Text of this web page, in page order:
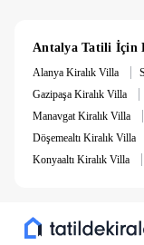
Antalya Tatili İçin
Alanya Kiralık Villa |
Gazipaşa Kiralık Villa |
Manavgat Kiralık Villa |
Döşemealtı Kiralık Villa
Konyaaltı Kiralık Villa |